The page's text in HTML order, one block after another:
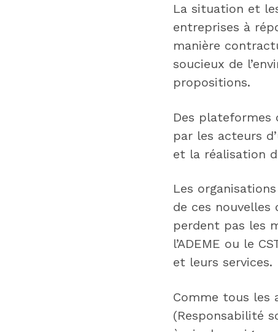
La situation et
entreprises à
manière
soucieux de
propositions.
Des plateformes
par les acteurs
et la réalisation
Les
de ces nouvelles
perdent pas les
l’ADEME ou le
et leurs services.
Comme tous les
(Responsabilité